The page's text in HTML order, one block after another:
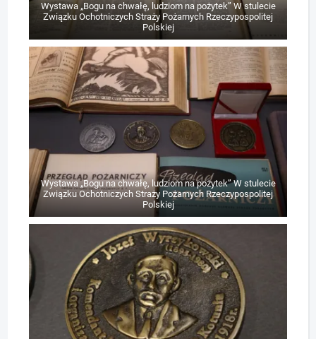
Wystawa „Bogu na chwałę, ludziom na pożytek” W stulecie
Związku Ochotniczych Straży Pożarnych Rzeczypospolitej
Polskiej
Wystawa „Bogu na chwałę, ludziom na pożytek” W stulecie
Związku Ochotniczych Straży Pożarnych Rzeczypospolitej
Polskiej